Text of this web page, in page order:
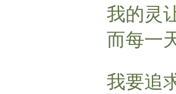
我的灵
而每一
我要追